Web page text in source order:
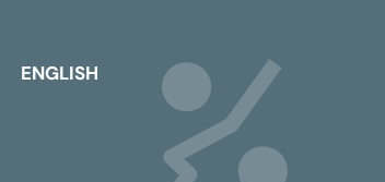
ENGLISH